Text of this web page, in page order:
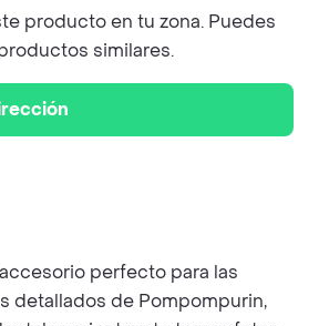
producto en tu zona. Puedes
similares.
perfecto para las
detallados de Pompompurin,